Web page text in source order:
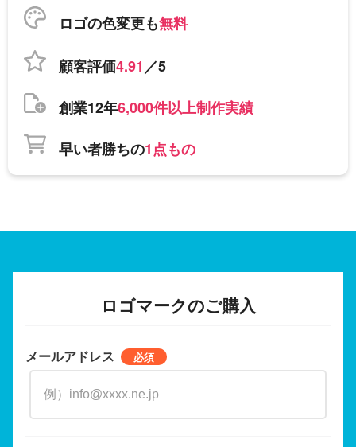
ロゴの色変更も無料
顧客評価4.91／5
創業12年6,000件以上制作実績
早い者勝ちの1点もの
ロゴマークのご購入
メールアドレス